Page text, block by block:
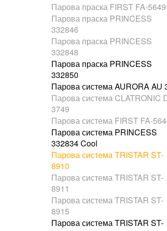
Парова праска FIRST FA-
Парова праска PRINCESS
332846
Парова праска PRINCESS
332848
Парова праска PRINCESS
332850
Парова система AURORA AU
Парова система CLATRONIC
3749
Парова система FIRST FA-
Парова система PRINCESS
332834 Cool
Парова система TRISTAR ST-
8910
Парова система TRISTAR ST-
8911
Парова система TRISTAR ST-
8915
Парова система TRISTAR ST-